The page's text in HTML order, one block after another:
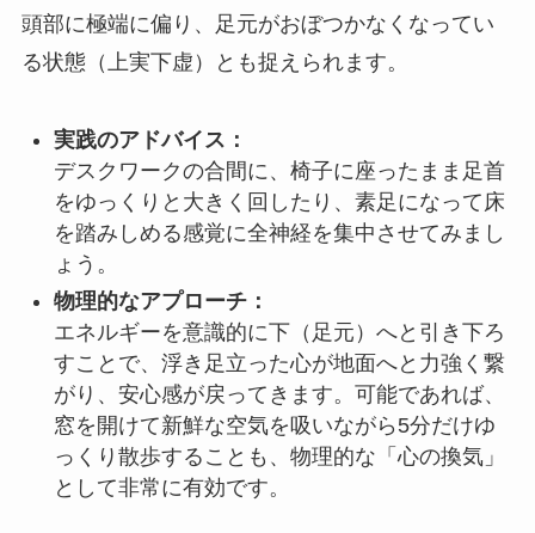
頭部に極端に偏り、足元がおぼつかなくなってい
る状態（上実下虚）とも捉えられます。
実践のアドバイス：
デスクワークの合間に、椅子に座ったまま足首
をゆっくりと大きく回したり、素足になって床
を踏みしめる感覚に全神経を集中させてみまし
ょう。
物理的なアプローチ：
エネルギーを意識的に下（足元）へと引き下ろ
すことで、浮き足立った心が地面へと力強く繋
がり、安心感が戻ってきます。可能であれば、
窓を開けて新鮮な空気を吸いながら5分だけゆ
っくり散歩することも、物理的な「心の換気」
として非常に有効です。